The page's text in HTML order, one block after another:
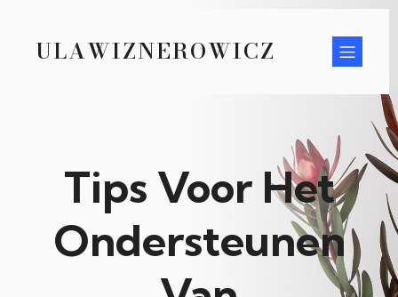
ULAWIZNEROWICZ
Tips Voor Het
Ondersteunen